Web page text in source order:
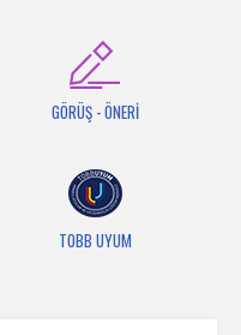
GÖRÜŞ - ÖNERİ
TOBB UYUM